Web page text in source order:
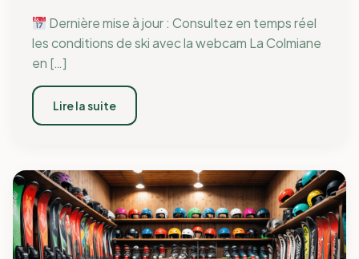
Dernière mise à jour : Consultez en temps réel
les conditions de ski avec la webcam La Colmiane
en […]
Lire la suite